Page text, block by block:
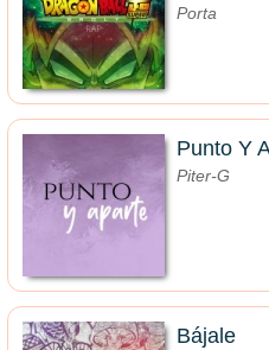
Porta
Punto Y
Piter-G
Bájale